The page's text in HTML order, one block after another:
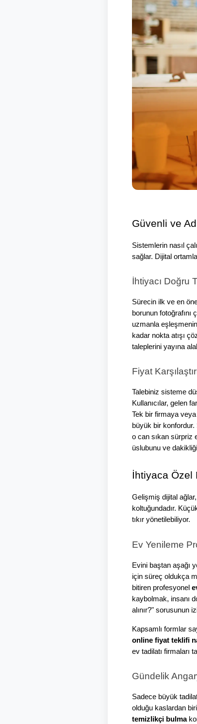
Güvenli ve
Sistemlerin nasıl
sağlar. Dijital
İhtiyacı Doğru
Sürecin ilk ve en
borunun
uzmanla
kadar nokta atışı
taleplerini yayına
Fiyat
Talebiniz sisteme
Kullanıcılar, gelen
Tek bir firmaya
büyük bir
o can sıkan sürpriz
üslubunu ve
İhtiyaca Özel
Gelişmiş dijital
koltuğundadır.
tıkır yönetilebiliyor.
Ev Yenileme
Evini baştan aşağı
için süreç oldukça
bitiren profesyonel
kaybolmak, insanı
alınır?" sorusunun
Kapsamlı formlar
online fiyat teklifi
ev tadilatı firmaları
Gündelik
Sadece büyük
olduğu kaslardan
temizlikçi bulma